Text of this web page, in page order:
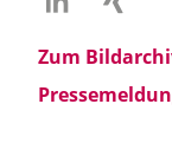
Zum